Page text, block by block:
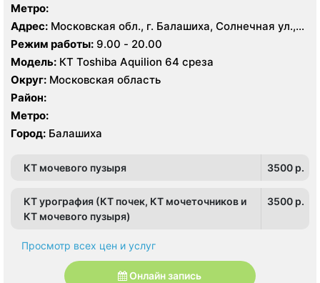
Метро:
Адрес: Московская обл., г. Балашиха, Солнечная ул.,
2А
Режим работы: 9.00 - 20.00
Модель: КТ Toshiba Aquilion 64 среза
Округ: Московская область
Район:
Метро:
Город: Балашиха
КТ мочевого пузыря 3500 p.
КТ урография (КТ почек, КТ мочеточников и
КТ мочевого пузыря)
3500 p.
Просмотр всех цен и услуг
Онлайн запись